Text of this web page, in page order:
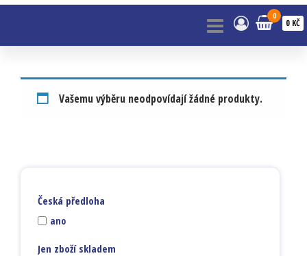
0
0 KČ
Vašemu výběru neodpovídají žádné produkty.
Česká předloha
ano
Jen zboží skladem